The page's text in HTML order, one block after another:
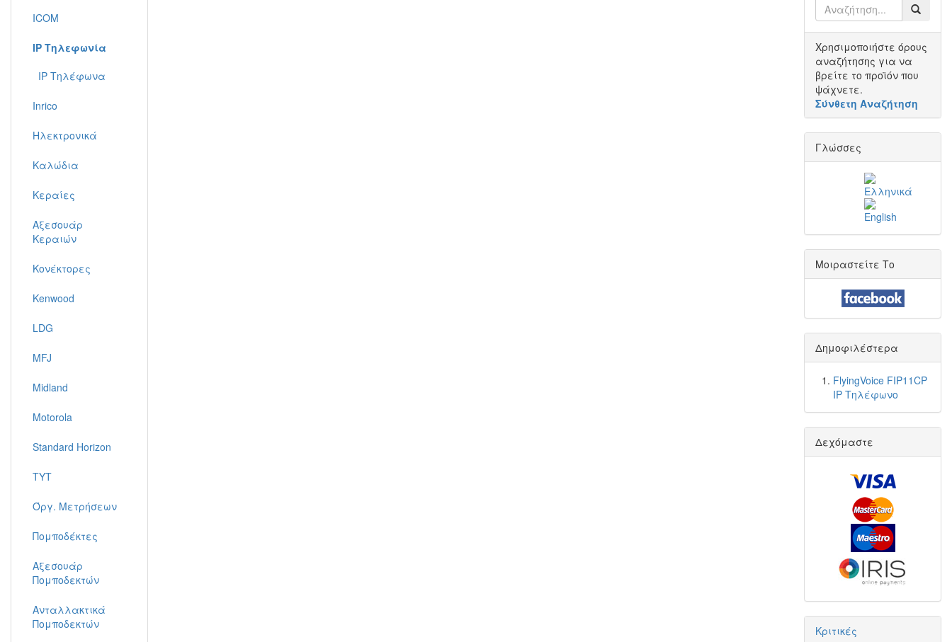
ICOM
IP Τηλεφωνία
IP Τηλέφωνα
Inrico
Ηλεκτρονικά
Καλώδια
Κεραίες
Αξεσουάρ
Κεραιών
Κονέκτορες
Kenwood
LDG
MFJ
Midland
Motorola
Standard Horizon
TYT
Όργ. Μετρήσεων
Πομποδέκτες
Αξεσουάρ
Πομποδεκτών
Ανταλλακτικά
Πομποδεκτών
Χρησιμοποιήστε όρους
αναζήτησης για να
βρείτε το προϊόν που
ψάχνετε.
Σύνθετη Αναζήτηση
Γλώσσες
Μοιραστείτε Το
Δημοφιλέστερα
FlyingVoice FIP11CP
IP Τηλέφωνο
Δεχόμαστε
Κριτικές